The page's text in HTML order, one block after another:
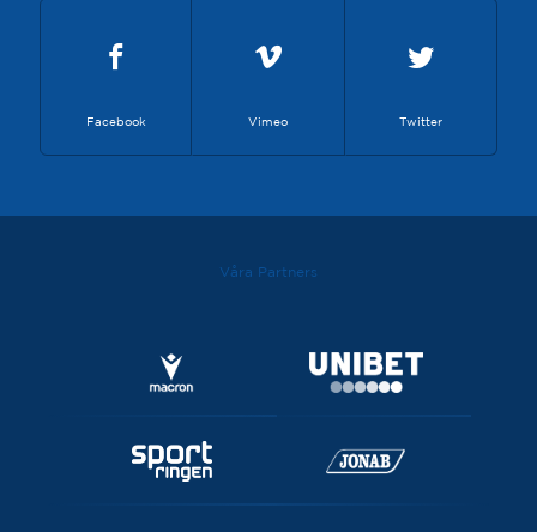
Facebook Vimeo Twitter
Våra Partners